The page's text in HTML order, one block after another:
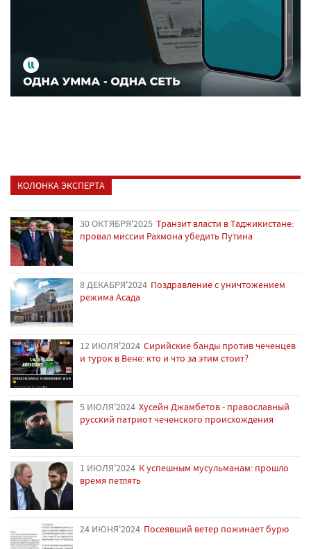
КОЛОНКА ЭКСПЕРТА
30 ОКТЯБРЯ'2025 Транзит власти в Таджикистане:
провал миссии Рахмона убедить Путина
8 ДЕКАБРЯ'2024 Поздравление с уничтожением
режима Асада
12 ИЮЛЯ'2024 Сирийские банды против чеченцев
и турок в Вене: кто и что за этим стоит?
5 ИЮЛЯ'2024 Хусейн Джамбетов - православный
русский патриот чеченского происхождения
1 ИЮЛЯ'2024 К успешным мусульманам: прошло
время петлять
24 ИЮНЯ'2024 Посеявший ветер пожинает бурю